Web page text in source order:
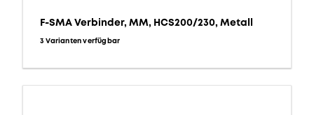
F-SMA Verbinder, MM, HCS200/230, Metall
3 Varianten verfügbar